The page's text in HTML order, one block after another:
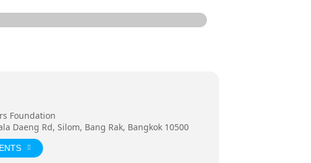
Foundation
Daeng Rd, Silom, Bang Rak, Bangkok 10500